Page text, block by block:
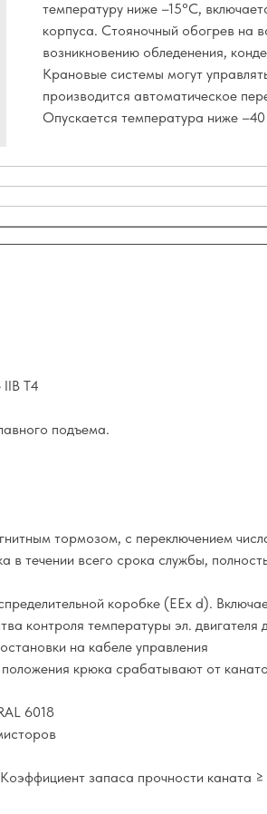
температуру ниже –15°С,
корпуса. Стояночный обогрев на
возникновению обледенения,
Крановые системы могут
производится автоматическое
Опускается температура ниже
T4
подъема.
тормозом, с переключением
течении всего срока службы,
коробке (EEx d).
контроля температуры эл. двигателя
на кабеле управления
крюка срабатывают от
6018
запаса прочности каната